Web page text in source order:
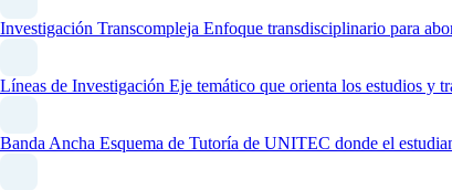
Investigación Transcompleja Enfoque transdisciplinario para
Líneas de Investigación Eje temático que orienta los estudios y
Banda Ancha Esquema de Tutoría de UNITEC donde el